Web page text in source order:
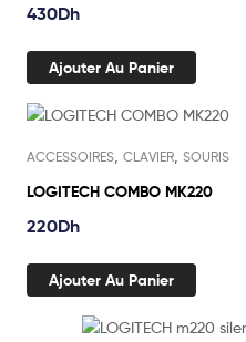
430Dh
Ajouter Au Panier
ACCESSOIRES CLAVIER SOURIS
LOGITECH COMBO MK220
220Dh
Ajouter Au Panier